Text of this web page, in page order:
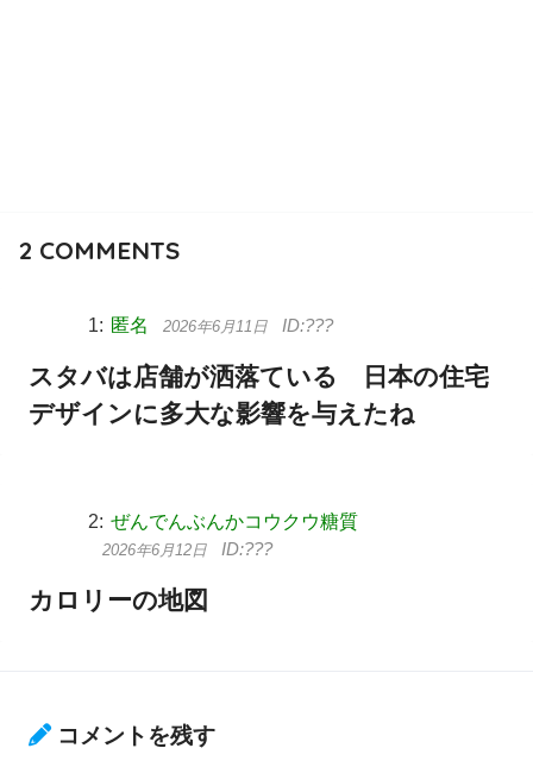
2 COMMENTS
匿名 2026年6月11日
スタバは店舗が洒落ている 日本の住宅
デザインに多大な影響を与えたね
ぜんでんぶんかコウクウ糖質
2026年6月12日
カロリーの地図
コメントを残す